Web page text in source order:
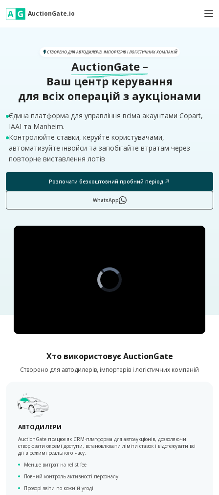
AuctionGate.io
СТВОРЕНО ДЛЯ АВТОДИЛЕРІВ, ІМПОРТЕРІВ І ЛОГІСТИЧНИХ КОМПАНІЙ
AuctionGate–
Ваш центр керування
для всіх операцій з аукціонами
Єдина платформа для управління всіма акаунтами Copart,
IAAI та Manheim.
Контролюйте ставки, керуйте користувачами,
автоматизуйте інвойси та запобігайте втратам через
повторне виставлення лотів
Розпочати безкоштовний пробний період
WhatsApp
Video
Player
is
Хто використовує AuctionGate
Створено для автодилерів, імпортерів і логістичних компаній
АВТОДИЛЕРИ
AuctionGate працює як CRM-платформа для автоаукціонів, дозволяючи
створювати окремі доступи, встановлювати ліміти ставок і відстежувати всі
дії в режимі реального часу.
Менше витрат на relist fee
Повний контроль активності персоналу
Прозорі звіти по кожній угоді